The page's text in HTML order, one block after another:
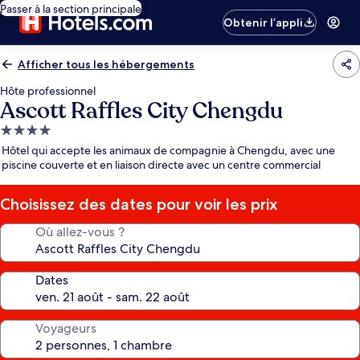
Passer à la section principale
Obtenir l’appli
Afficher tous les hébergements
Hôte professionnel
Ascott Raffles City Chengdu
Hébergement
4.0 étoiles
Hôtel qui accepte les animaux de compagnie à Chengdu, avec une
piscine couverte et en liaison directe avec un centre commercial
Choisissez des dates pour voir les prix
Où allez-vous ?
Dates
Voyageurs